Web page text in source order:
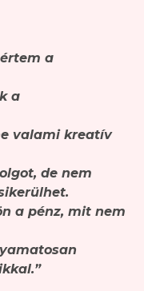
a
a
valami kreatív
de nem
a pénz, mit nem